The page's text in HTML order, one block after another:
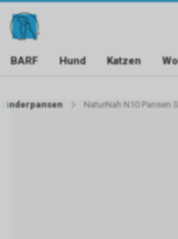
BARF Hund Katzen
rinderpansen NaturNah N10 Pansen